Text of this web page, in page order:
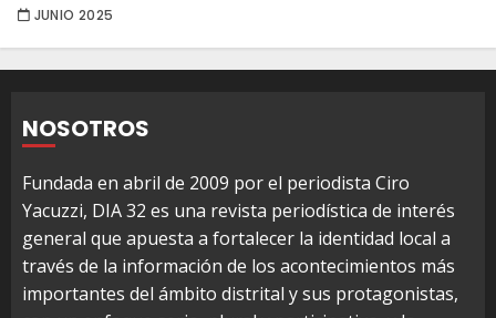
JUNIO 2025
NOSOTROS
Fundada en abril de 2009 por el periodista Ciro
Yacuzzi, DIA 32 es una revista periodística de interés
general que apuesta a fortalecer la identidad local a
través de la información de los acontecimientos más
importantes del ámbito distrital y sus protagonistas,